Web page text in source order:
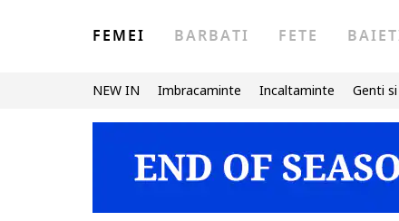
FEMEI BARBATI FETE
NEW IN Imbracaminte Incaltaminte Genti